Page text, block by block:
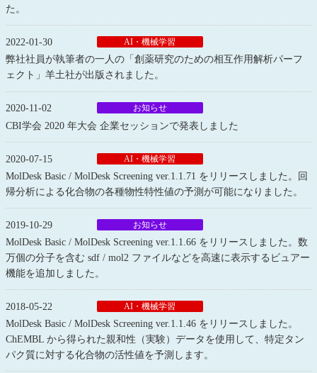
た。
2022-01-30 AI・機械学習
弊社社員が執筆者の一人の「創薬研究のための相互作用解析パーフ
ェクト」羊土社が出版されました。
2020-11-02 お知らせ
CBI学会 2020 年大会 企業セッションで発表しました
2020-07-15 AI・機械学習
MolDesk Basic / MolDesk Screening ver.1.1.71 をリリースしました。回
帰分析による化合物の各種物性特性値の予測が可能になりました。
2019-10-29 お知らせ
MolDesk Basic / MolDesk Screening ver.1.1.66 をリリースしました。数
万個の分子を含む sdf / mol2 ファイルなどを高速に表示するビュアー
機能を追加しました。
2018-05-22 AI・機械学習
MolDesk Basic / MolDesk Screening ver.1.1.46 をリリースしました。
ChEMBL から得られた親和性（実験）データを使用して、特定タン
パク質に対する化合物の活性値を予測します。